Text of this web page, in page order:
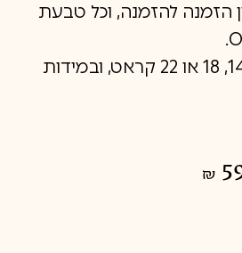
הזמנה להזמנה, וכל טבעת
ניתן להזמין בזהב 14, 18 או 22 קראט, ובמידות
₪